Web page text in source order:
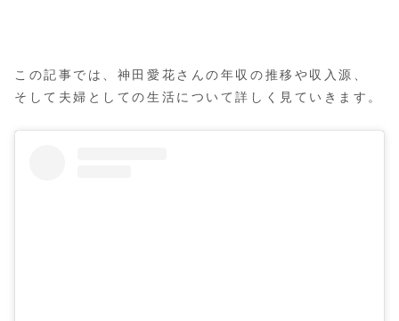
この記事では、神田愛花さんの年収の推移や収入源、
そして夫婦としての生活について詳しく見ていきます。